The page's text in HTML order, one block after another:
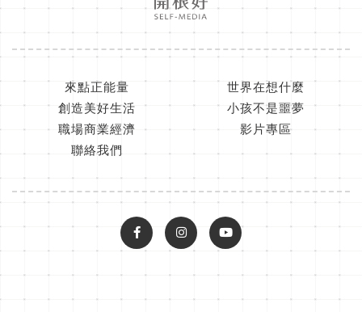
來點正能量
世界在想什麼
創造美好生活
小孩不是噩夢
職場商業經濟
影片專區
聯絡我們